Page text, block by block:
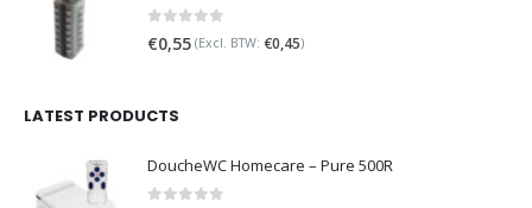
€0,55 (Excl. BTW: €0,45)
LATEST PRODUCTS
DoucheWC Homecare – Pure 500R